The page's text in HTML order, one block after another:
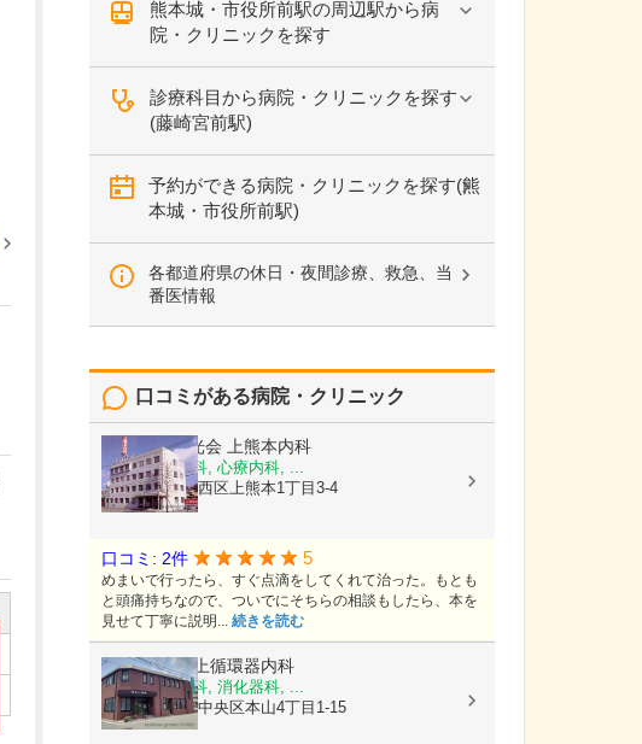
熊本城・市役所前駅の周辺駅から病
院・クリニックを探す
診療科目から病院・クリニックを探す
(藤崎宮前駅)
予約ができる病院・クリニックを探す(熊
本城・市役所前駅)
各都道府県の休日・夜間診療、救急、当
番医情報
口コミがある病院・クリニック
医療法人陽光会 上熊本内科
内科, 神経内科, 心療内科, ...
熊本県熊本市西区上熊本1丁目3-4
口コミ: 2件 5
めまいで行ったら、すぐ点滴をしてくれて治った。もとも
と頭痛持ちなので、ついでにそちらの相談もしたら、本を
見せて丁寧に説明... 続きを読む
医療法人村上循環器内科
内科, 呼吸器科, 消化器科, ...
熊本県熊本市中央区本山4丁目1-15